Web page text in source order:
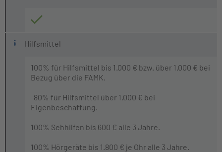
Hilfsmittel
100% für Hilfsmittel bis 1.000 € bzw. über 1.000 € bei
Bezug über die FAMK.
80% für Hilfsmittel über 1.000 € bei
Eigenbeschaffung.
100% Sehhilfen bis 600 € alle 3 Jahre.
100% Hörgeräte bis 1.800 € je Ohr alle 3 Jahre.